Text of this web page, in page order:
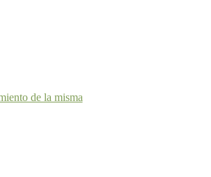
de la misma